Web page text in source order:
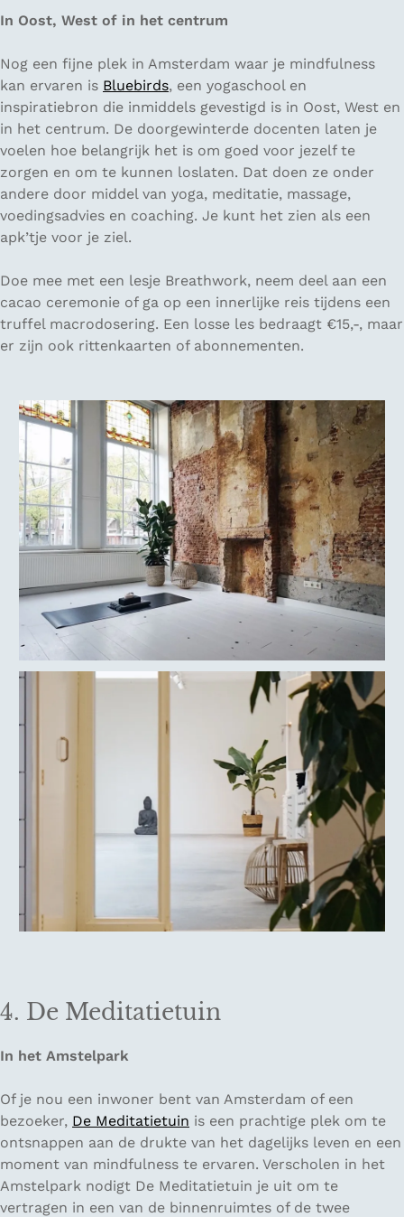
In Oost, West of in het centrum
Nog een fijne plek in Amsterdam waar je mindfulness
kan ervaren is Bluebirds, een yogaschool en
inspiratiebron die inmiddels gevestigd is in Oost, West en
in het centrum. De doorgewinterde docenten laten je
voelen hoe belangrijk het is om goed voor jezelf te
zorgen en om te kunnen loslaten. Dat doen ze onder
andere door middel van yoga, meditatie, massage,
voedingsadvies en coaching. Je kunt het zien als een
apk’tje voor je ziel.
Doe mee met een lesje Breathwork, neem deel aan een
cacao ceremonie of ga op een innerlijke reis tijdens een
truffel macrodosering. Een losse les bedraagt €15,-, maar
er zijn ook rittenkaarten of abonnementen.
4. De Meditatietuin
In het Amstelpark
Of je nou een inwoner bent van Amsterdam of een
bezoeker, De Meditatietuin is een prachtige plek om te
ontsnappen aan de drukte van het dagelijks leven en een
moment van mindfulness te ervaren. Verscholen in het
Amstelpark nodigt De Meditatietuin je uit om te
vertragen in een van de binnenruimtes of de twee